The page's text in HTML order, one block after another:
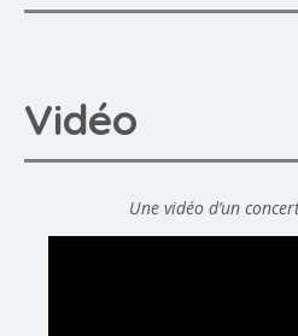
Vidéo
Une vidéo d’un